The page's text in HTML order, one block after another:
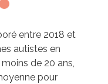
entre 2018 et
autistes en
de 20 ans,
pour